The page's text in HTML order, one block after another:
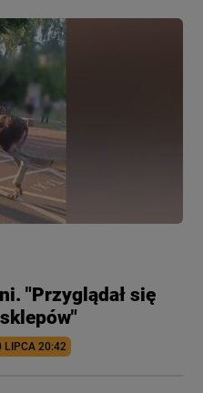
"Przyglądał się
LIPCA 20:42